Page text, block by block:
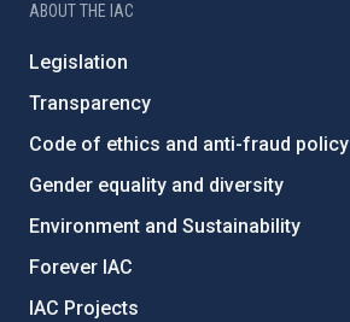
ABOUT THE IAC
Legislation
Transparency
Code of ethics and anti-fraud policy
Gender equality and diversity
Environment and Sustainability
Forever IAC
IAC Projects